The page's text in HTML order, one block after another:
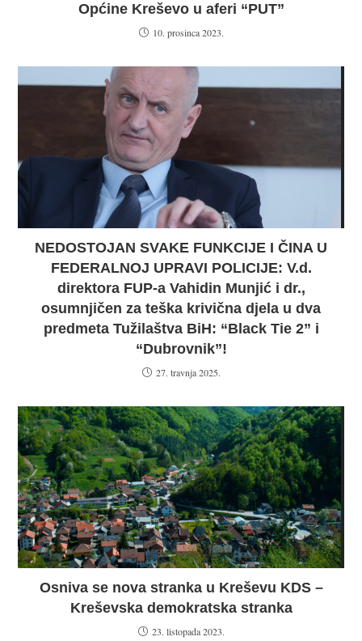
Općine Kreševo u aferi “PUT”
10. prosinca 2023.
NEDOSTOJAN SVAKE FUNKCIJE I ČINA U
FEDERALNOJ UPRAVI POLICIJE: V.d.
direktora FUP-a Vahidin Munjić i dr.,
osumnjičen za teška krivična djela u dva
predmeta Tužilaštva BiH: “Black Tie 2” i
“Dubrovnik”!
27. travnja 2025.
Osniva se nova stranka u Kreševu KDS –
Kreševska demokratska stranka
23. listopada 2023.